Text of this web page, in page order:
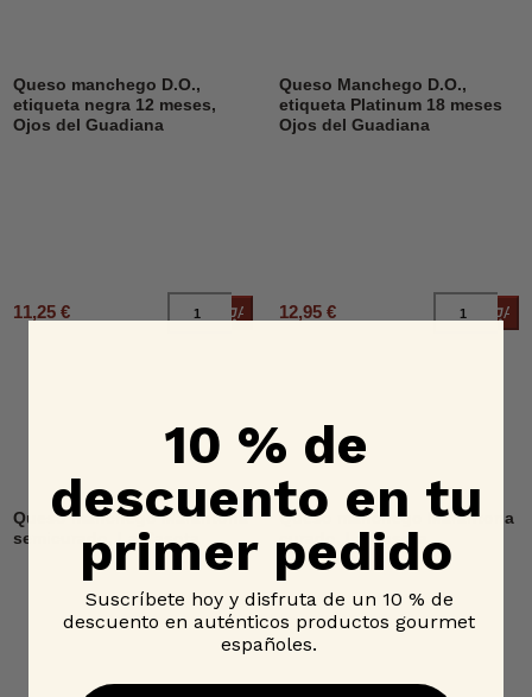
Queso manchego D.O.,
etiqueta negra 12 meses,
Ojos del Guadiana
11,25 € Añadir al carrito
Queso Manchego D.O.,
etiqueta Platinum 18 meses
Ojos del Guadiana
12,95 €
Queso manchego Marantona
semicurado, La Casota
Queso manchego Marantona
curado, La Casota
10 % de
descuento en tu
primer pedido
Suscríbete hoy y disfruta de un 10 % de
descuento en auténticos productos gourmet
españoles.